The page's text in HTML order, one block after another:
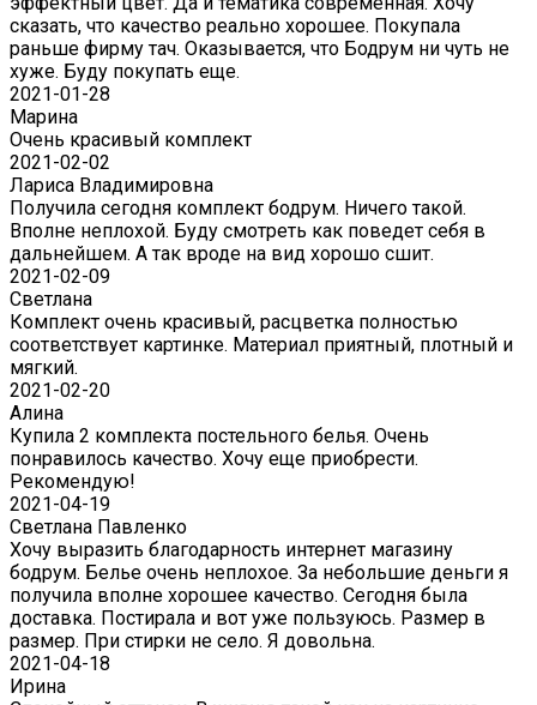
сказать, что качество реально хорошее. Покупала
раньше фирму тач. Оказывается, что Бодрум ни чуть не
хуже. Буду покупать еще.
2021-01-28
Марина
Очень красивый комплект
2021-02-02
Лариса Владимировна
Получила сегодня комплект бодрум. Ничего такой.
Вполне неплохой. Буду смотреть как поведет себя в
дальнейшем. А так вроде на вид хорошо сшит.
2021-02-09
Светлана
Комплект очень красивый, расцветка полностью
соответствует картинке. Материал приятный, плотный и
мягкий.
2021-02-20
Алина
Купила 2 комплекта постельного белья. Очень
понравилось качество. Хочу еще приобрести.
Рекомендую!
2021-04-19
Светлана Павленко
Хочу выразить благодарность интернет магазину
бодрум. Белье очень неплохое. За небольшие деньги я
получила вполне хорошее качество. Сегодня была
доставка. Постирала и вот уже пользуюсь. Размер в
размер. При стирки не село. Я довольна.
2021-04-18
Ирина